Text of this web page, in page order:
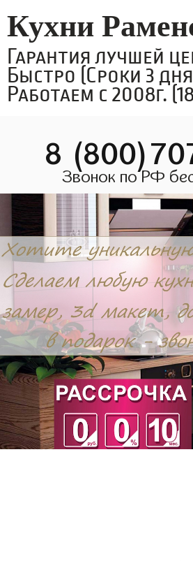
Кухни
Гарантия лучшей
Быстро (Сроки 3
Работаем с 2008г.
8
Звонок по РФ